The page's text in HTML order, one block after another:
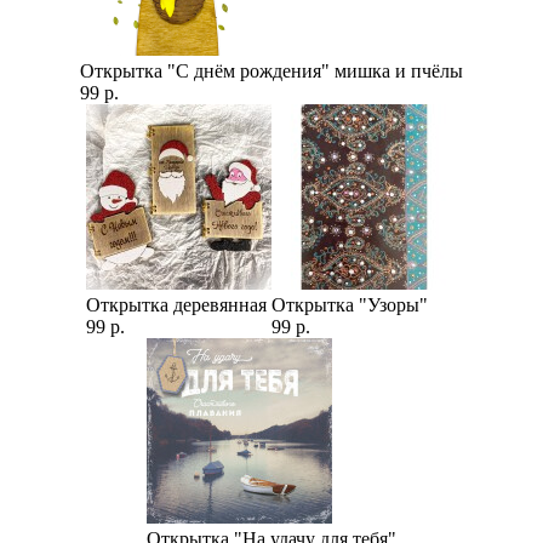
Открытка "С днём рождения" мишка и пчёлы
99 р.
Открытка деревянная
99 р.
Открытка "Узоры"
99 р.